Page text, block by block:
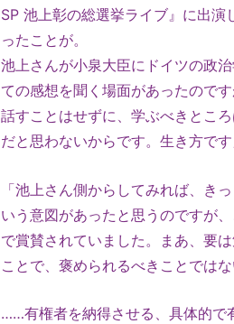
SP 池上彰の総選挙ライブ』に出
ったことが。
池上さんが小泉大臣にドイツの政
ての感想を聞く場面があったので
話すことはせずに、学ぶべきとこ
だと思わないからです。生き方で
「池上さん側からしてみれば、き
いう意図があったと思うのですが
で賞賛されていました。まあ、要
ことで、褒められるべきことでは
……有権者を納得させる、具体的で